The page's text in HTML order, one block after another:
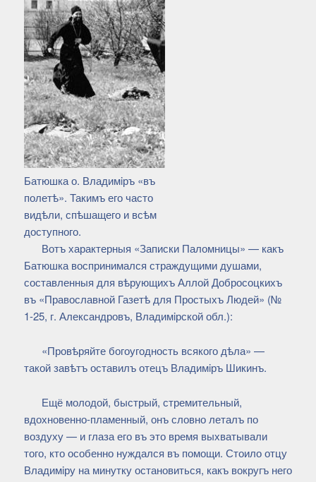
Батюшка о. Владимiръ «въ
полетѣ». Такимъ его часто
видѣли, спѣшащего и всѣм
доступного.
Вотъ характерныя «Записки Паломницы» — какъ
Батюшка воспринимался страждущими душами,
составленныя для вѣрующихъ Аллой Добросоцкихъ
въ «Православной Газетѣ для Простыхъ Людей» (№
1-25, г. Александровъ, Владимiрской обл.):
«Провѣряйте богоугодность всякого дѣла» —
такой завѣтъ оставилъ отецъ Владимiръ Шикинъ.
Ещё молодой, быстрый, стремительный,
вдохновенно-пламенный, онъ словно леталъ по
воздуху — и глаза его въ это время выхватывали
того, кто особенно нуждался въ помощи. Стоило отцу
Владимiру на минутку остановиться, какъ вокругъ него